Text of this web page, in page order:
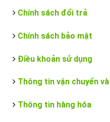
Chính sách đổi trả
Chính sách bảo mật
Điều khoản sử dụng
Thông tin vận chuyển
Thông tin hàng hóa